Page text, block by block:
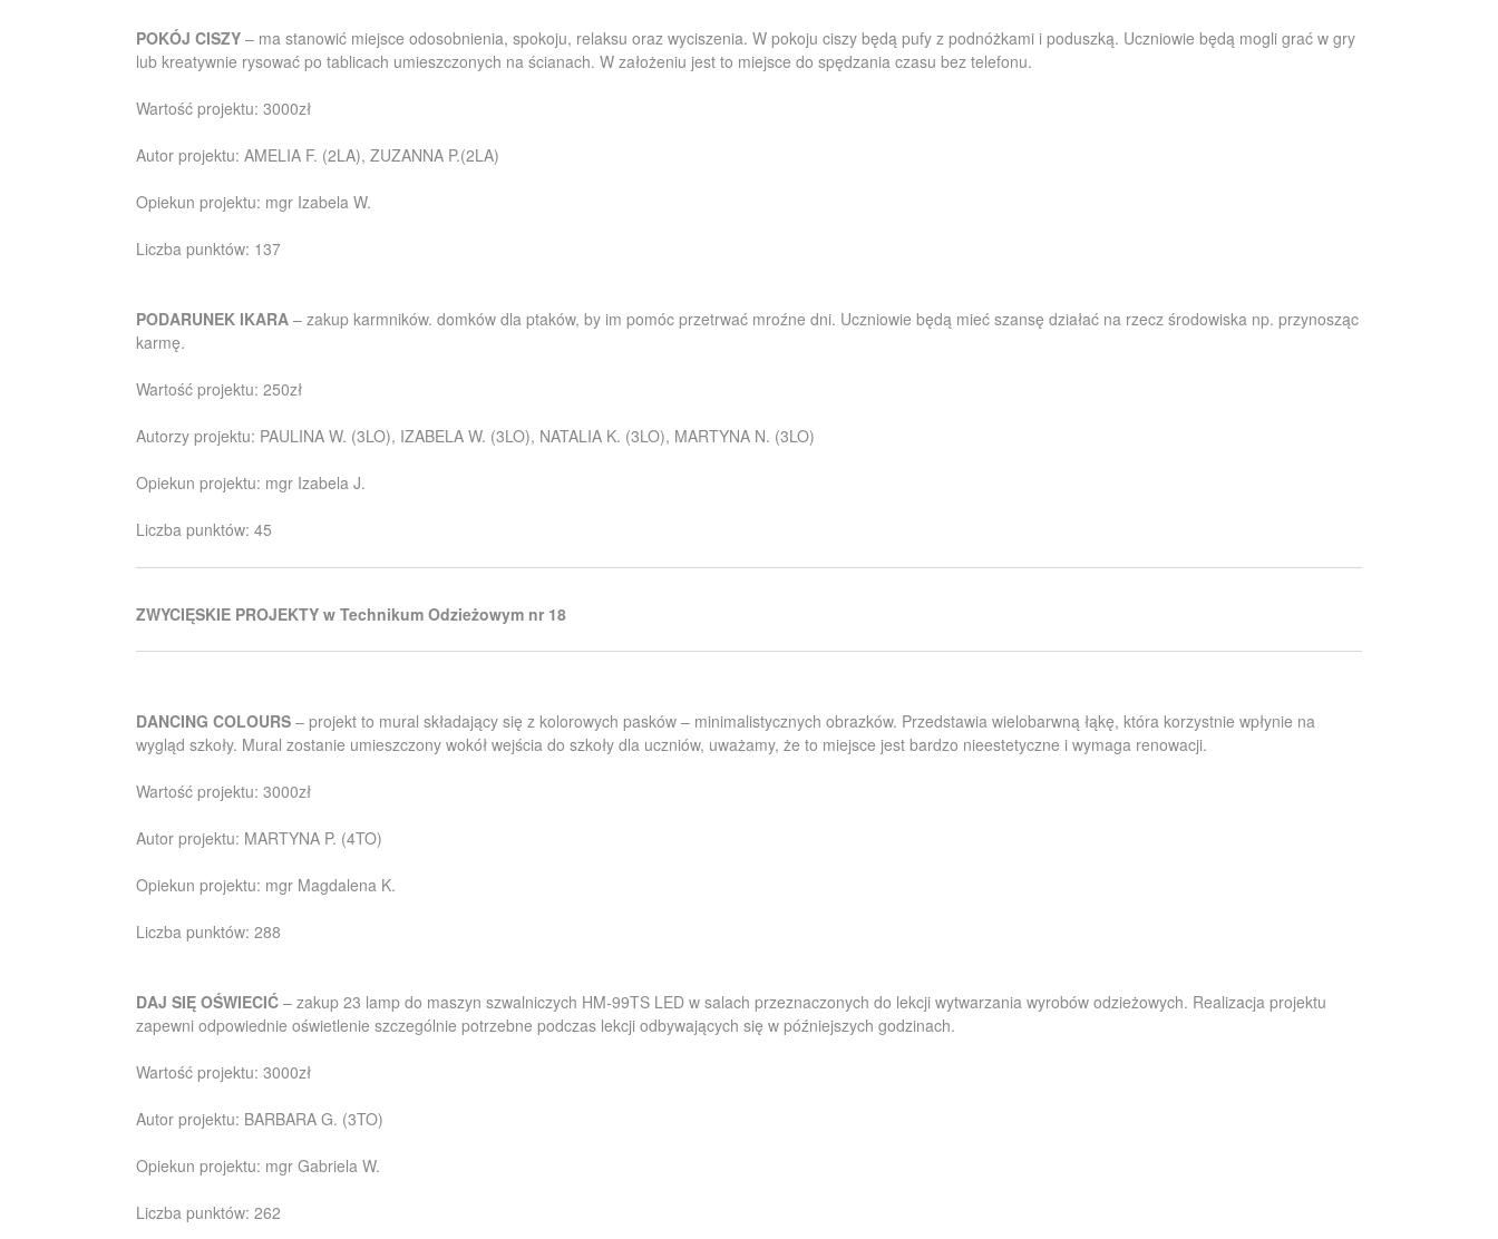
POKÓJ CISZY – ma stanowić miejsce odosobnienia, spokoju, relaksu oraz wyciszenia. W pokoju ciszy będą pufy z podnóżkami i poduszką. Uczniowie będą mogli grać w gry
lub kreatywnie rysować po tablicach umieszczonych na ścianach. W założeniu jest to miejsce do spędzania czasu bez telefonu.
Wartość projektu: 3000zł
Autor projektu: AMELIA F. (2LA), ZUZANNA P.(2LA)
Opiekun projektu: mgr Izabela W.
Liczba punktów: 137
PODARUNEK IKARA – zakup karmników. domków dla ptaków, by im pomóc przetrwać mroźne dni. Uczniowie będą mieć szansę działać na rzecz środowiska np. przynosząc
karmę.
Wartość projektu: 250zł
Autorzy projektu: PAULINA W. (3LO), IZABELA W. (3LO), NATALIA K. (3LO), MARTYNA N. (3LO)
Opiekun projektu: mgr Izabela J.
Liczba punktów: 45
ZWYCIĘSKIE PROJEKTY w Technikum Odzieżowym nr 18
DANCING COLOURS – projekt to mural składający się z kolorowych pasków – minimalistycznych obrazków. Przedstawia wielobarwną łąkę, która korzystnie wpłynie na
wygląd szkoły. Mural zostanie umieszczony wokół wejścia do szkoły dla uczniów, uważamy, że to miejsce jest bardzo nieestetyczne i wymaga renowacji.
Wartość projektu: 3000zł
Autor projektu: MARTYNA P. (4TO)
Opiekun projektu: mgr Magdalena K.
Liczba punktów: 288
DAJ SIĘ OŚWIECIĆ – zakup 23 lamp do maszyn szwalniczych HM-99TS LED w salach przeznaczonych do lekcji wytwarzania wyrobów odzieżowych. Realizacja projektu
zapewni odpowiednie oświetlenie szczególnie potrzebne podczas lekcji odbywających się w późniejszych godzinach.
Wartość projektu: 3000zł
Autor projektu: BARBARA G. (3TO)
Opiekun projektu: mgr Gabriela W.
Liczba punktów: 262